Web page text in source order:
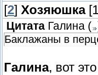
[2] Хозяюшка
Цитата Галина (
Баклажаны в
Галина, вот